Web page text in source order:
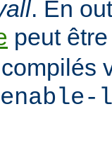
. En
peut